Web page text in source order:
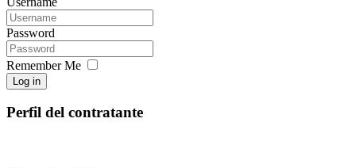
Password
Remember Me
Log in
Perfil del contratante